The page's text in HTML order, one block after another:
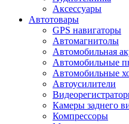
Аксессуары
Автотовары
GPS навигаторы
Автомагнитолы
Автомобильная
Автомобильные
Автомобильные
Автоусилители
Камеры заднего
Компрессоры